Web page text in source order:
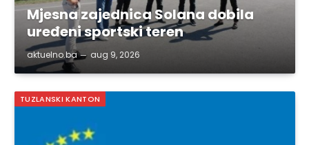
Mjesna zajednica Solana dobila
uređeni sportski teren
aktuelno.ba aug 9, 2026
TUZLANSKI KANTON